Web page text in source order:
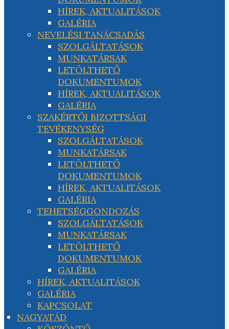
HÍREK, AKTUALITÁSOK
GALÉRIA
NEVELÉSI TANÁCSADÁS
SZOLGÁLTATÁSOK
MUNKATÁRSAK
LETÖLTHETŐ
DOKUMENTUMOK
HÍREK, AKTUALITÁSOK
GALÉRIA
SZAKÉRTŐI BIZOTTSÁGI
TEVÉKENYSÉG
SZOLGÁLTATÁSOK
MUNKATÁRSAK
LETÖLTHETŐ
DOKUMENTUMOK
HÍREK, AKTUALITÁSOK
GALÉRIA
TEHETSÉGGONDOZÁS
SZOLGÁLTATÁSOK
MUNKATÁRSAK
LETÖLTHETŐ
DOKUMENTUMOK
GALÉRIA
HÍREK, AKTUALITÁSOK
GALÉRIA
KAPCSOLAT
NAGYATÁD